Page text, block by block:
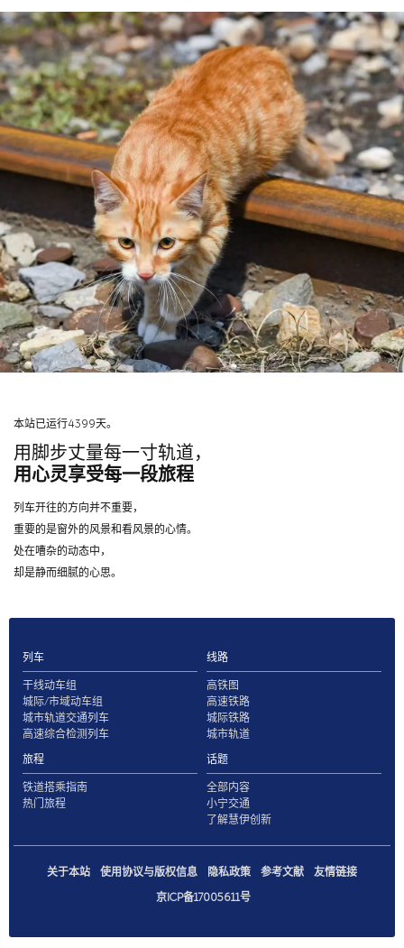
本站已运行4399天。
用脚步丈量每一寸轨道，
用心灵享受每一段旅程
列车开往的方向并不重要，
重要的是窗外的风景和看风景的心情。
处在嘈杂的动态中，
却是静而细腻的心思。
列车
干线动车组
城际/市域动车组
城市轨道交通列车
高速综合检测列车
线路
高铁图
高速铁路
城际铁路
城市轨道
旅程
铁道搭乘指南
热门旅程
话题
全部内容
小宁交通
了解慧伊创新
关于本站 使用协议与版权信息 隐私政策 参考文献
友情链接
京ICP备17005611号